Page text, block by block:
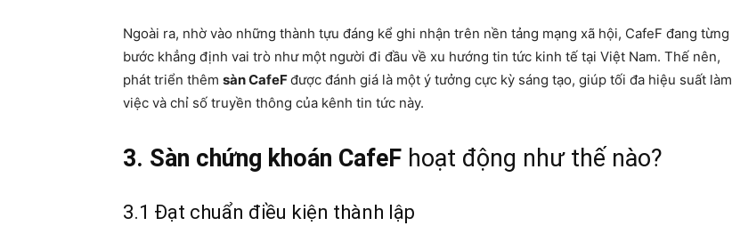
Ngoài ra, nhờ vào những thành tựu đáng kể ghi nhận trên nền tảng mạng xã hội, CafeF đang từng
bước khẳng định vai trò như một người đi đầu về xu hướng tin tức kinh tế tại Việt Nam. Thế nên,
phát triển thêm sàn CafeFđược đánh giá là một ý tưởng cực kỳ sáng tạo, giúp tối đa hiệu suất làm
việc và chỉ số truyền thông của kênh tin tức này.
3. Sàn chứng khoán CafeF hoạt động như thế nào?
3.1 Đạt chuẩn điều kiện thành lập